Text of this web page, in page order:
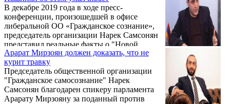
общественной организации «Гражданское
сознание», оппозиционер Нарек Самсонян.
В декабре 2019 года в ходе пресс-
конференции, произошедшей в офисе
либеральной ОО «Гражданское сознание»,
председатель организации Нарек Самсонян
представил реальные факты о "Новой
Армении", которые никогда не услышите от
Никола Пашиняна.Публикуем 101 факт без
редактирования:
Арарат Мирзоян должен доказать, что не
курит травку
Председатель общественной организации
"Гражданское самосознание" Нарек
Самсонян благодарен спикеру парламента
Арарату Мирзояну за поданный против